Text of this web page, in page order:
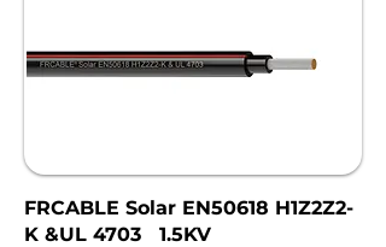
FRCABLE Solar EN50618 H1Z2Z2-
K &UL 4703 1.5KV